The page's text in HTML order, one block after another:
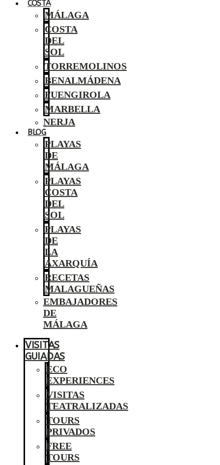
COSTA
MÁLAGA
COSTA
DEL
SOL
TORREMOLINOS
BENALMÁDENA
FUENGIROLA
MARBELLA
NERJA
BLOG
PLAYAS
DE
MÁLAGA
PLAYAS
COSTA
DEL
SOL
PLAYAS
DE
LA
AXARQUÍA
RECETAS
MALAGUEÑAS
EMBAJADORES
DE
MÁLAGA
VISITAS
GUIADAS
ECO
EXPERIENCES
VISITAS
TEATRALIZADAS
TOURS
PRIVADOS
FREE
TOURS